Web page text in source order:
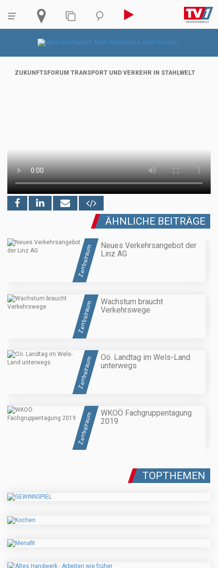
ZUKUNFTSFORUM TRANSPORT UND VERKEHR IN STAHLWELT
ÄHNLICHE BEITRÄGE
Zentralraum
Neues Verkehrsangebot der
Linz AG
Zentralraum
Wachstum braucht
Verkehrswege
Zentralraum
Oö. Landtag im Wels-Land
unterwegs
Zentralraum
WKOÖ Fachgruppentagung
2019
TOPTHEMEN